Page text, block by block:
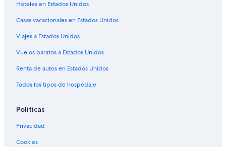
Hoteles en Estados Unidos
Casas vacacionales en Estados Unidos
Viajes a Estados Unidos
Vuelos baratos a Estados Unidos
Renta de autos en Estados Unidos
Todos los tipos de hospedaje
Políticas
Privacidad
Cookies